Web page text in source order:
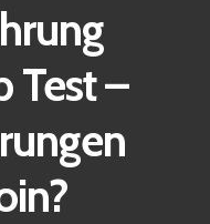
Test –